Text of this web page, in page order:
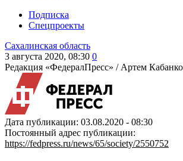
Подписка
Спецпроекты
Сахалинская область
3 августа 2020, 08:30 0
Редакция «ФедералПресс» / Артем
Дата публикации: 03.08.2020 - 08:30
Постоянный адрес публикации:
https://fedpress.ru/news/65/society/2550752